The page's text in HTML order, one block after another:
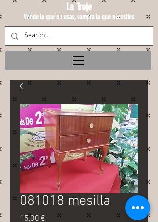
La Troje
Vende lo que no usas, compra lo que necesites
081018 mesilla
15,00 € Precio